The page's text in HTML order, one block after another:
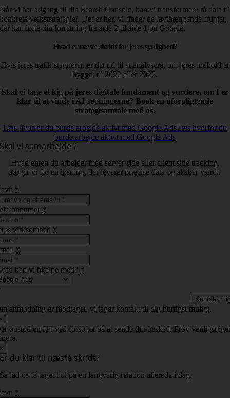
Når vi har adgang til din Search Console, kan vi transformere rå data til
konkrete vækststrategier. Det er her, vi finder de lavthængende frugter,
der kan løfte din forretning fra side 2 til side 1 på Google.
Hvad er næste skridt for jeres synlighed?
Hvis jeres trafik stagnerer, er det tid til at analysere, om jeres indhold er
bygget til 2022 eller 2026.
Skal vi tage et kig på jeres digitale fundament og vurdere, om I er
klar til at vinde i AI-søgningerne? Book en uforpligtende
strategisamtale med os.
Læs hvorfor du burde arbejde aktivt med Google AdsLæs hvorfor du
burde arbejde aktivt med Google Ads
Skal vi samarbejde ?
Hvad enten du arbejder med server side eller client side tracking,
sørger vi for en løsning, der leverer præcise data og skaber værdi.
*
*
virksomhed *
*
kan vi hjælpe med? *
Kontakt
anmodning er modtaget, vi tager kontakt til dig hurtigst muligt.
opstod en fejl ved forsøget på at sende din besked. Prøv venligst
Er du klar til næste skridt?
Så lad os få taget hul på en langvarig relation allerede i dag.
*